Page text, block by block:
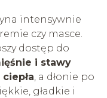
intensywnie
czy masce.
dostęp do
i stawy
, a dłonie po
gładkie i